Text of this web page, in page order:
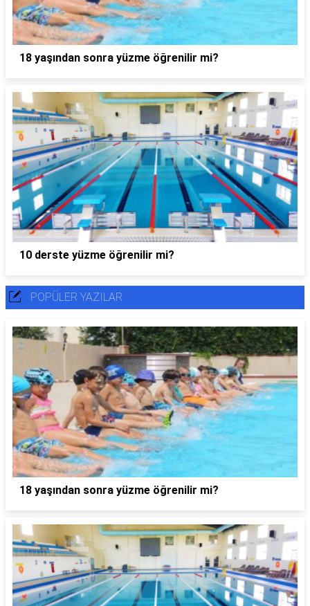
18 yaşından sonra yüzme öğrenilir mi?
10 derste yüzme öğrenilir mi?
POPÜLER YAZILAR
18 yaşından sonra yüzme öğrenilir mi?